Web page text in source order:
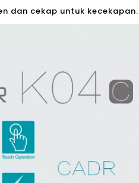
dan cekap untuk kecekapan.